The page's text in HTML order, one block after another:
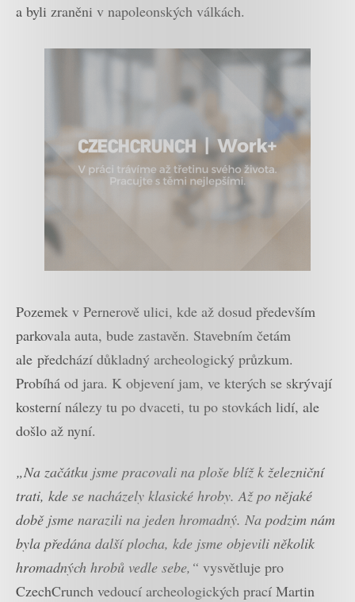
a byli zraněni v napoleonských válkách.
Pozemek v Pernerově ulici, kde až dosud především
parkovala auta, bude zastavěn. Stavebním četám
ale předchází důkladný archeologický průzkum.
Probíhá od jara. K objevení jam, ve kterých se skrývají
kosterní nálezy tu po dvaceti, tu po stovkách lidí, ale
došlo až nyní.
„Na začátku jsme pracovali na ploše blíž k železniční
trati, kde se nacházely klasické hroby. Až po nějaké
době jsme narazili na jeden hromadný. Na podzim nám
byla předána další plocha, kde jsme objevili několik
hromadných hrobů vedle sebe,“ vysvětluje pro
CzechCrunch vedoucí archeologických prací Martin